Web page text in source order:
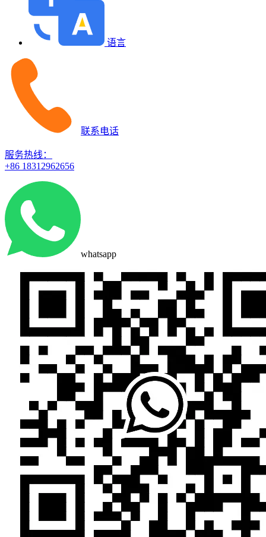
语言
联系电话
服务热线：
+86 18312962656
whatsapp